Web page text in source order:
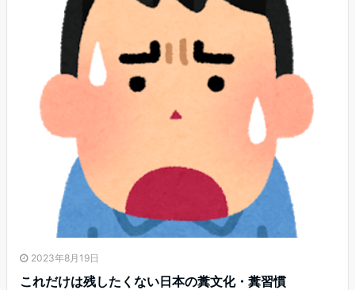
2023年8月19日
これだけは残したくない日本の糞文化・糞習慣